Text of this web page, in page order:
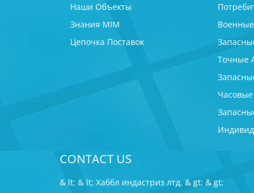
Наши Объекты
Знания MIM
Цепочка Поставок
Точные
CONTACT US
& lt; & lt; Хаббл индастриз лтд. & gt; & gt;